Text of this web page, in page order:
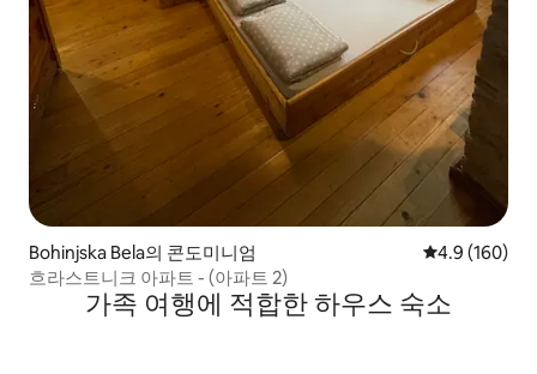
Bohinjska Bela의 콘도미니엄 평점 4.9점(5
4.9 (160)
흐라스트니크 아파트 - (아파트 2)
가족 여행에 적합한 하우스 숙소